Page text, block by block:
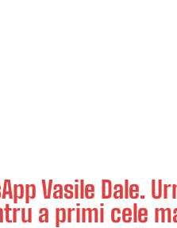
Vasile Dale.
a primi cele